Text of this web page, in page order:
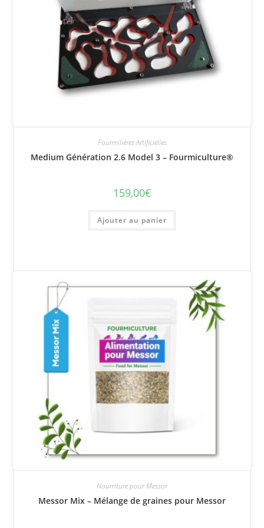
Fourmilières Artificielles
Medium Génération 2.6 Model 3 – Fourmiculture®
159,00€
Ajouter au panier
Nourriture pour Messor
Messor Mix – Mélange de graines pour Messor